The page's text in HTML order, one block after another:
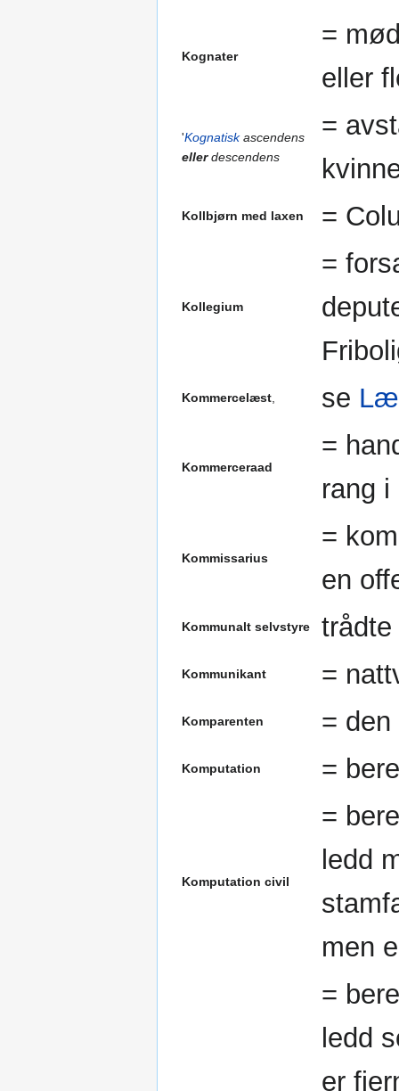
Kognater
=
eller
'Kognatiskascendens
ellerdescendens
=
Kollbjørn med laxen =
Kollegium
=
Kommercelæst, se
Kommerceraad
=
rang
Kommissarius
=
en
Kommunalt selvstyre
Kommunikant =
Komparenten =
Komputation =
Komputation civil
=
ledd
men
=
ledd
er